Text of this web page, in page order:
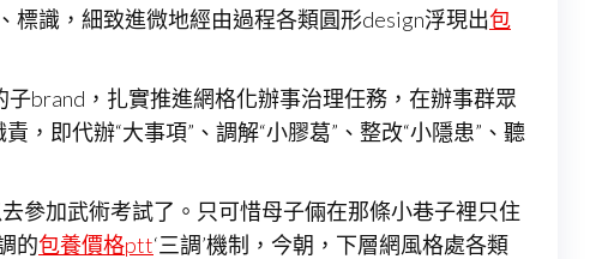
標識，細致進微地經由過程各類圓形design浮現出包
brand，扎實推進網格化辦事治理任務，在辦事群眾
，即代辦“大事項”、調解“小膠葛”、整改“小隱患”、聽
參加武術考試了。只可惜母子倆在那條小巷子裡只住
的包養價格ptt‘三調’機制，今朝，下層網風格處各類